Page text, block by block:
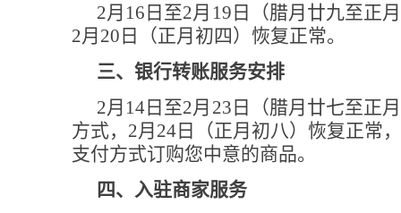
2月16日至2月19日（腊月廿九至正
2月20日（正月初四）恢复正常。
三、银行转账服务安排
2月14日至2月23日（腊月廿七至正
方式，2月24日（正月初八）恢复正常
支付方式订购您中意的商品。
四、入驻商家服务